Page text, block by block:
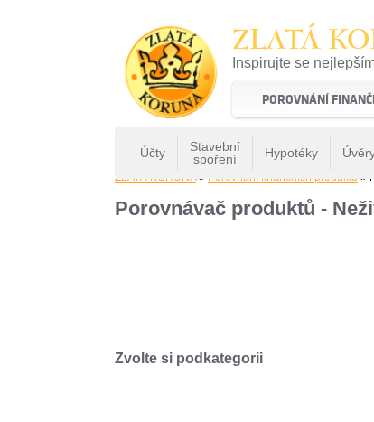
ZLATÁ
Inspirujte se
22 let tradice a kvality
POROVNÁNÍ
Účty
Stavební
spoření
Hypotéky
ZLATÁ KORUNA» Porovnání finančních produktů »
Porovnávač produktů -
Zvolte si podkategorii